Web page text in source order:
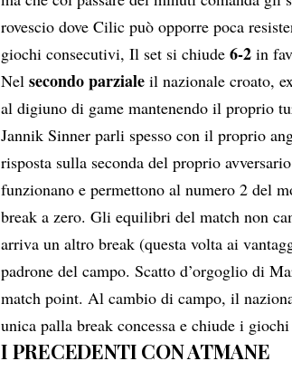
rovescio dove Cilic può opporre poca
giochi consecutivi, Il set si chiude 6-2in
Nelsecondo parziale il nazionale croato,
al digiuno di game mantenendo il proprio
Jannik Sinner parli spesso con il proprio
risposta sulla seconda del proprio
funzionano e permettono al numero 2 del
break a zero. Gli equilibri del match non
arriva un altro break (questa volta ai
padrone del campo. Scatto d’orgoglio di
match point. Al cambio di campo, il
unica palla break concessa e chiude i
I PRECEDENTI CON ATMANE